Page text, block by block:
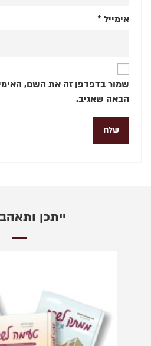
אימייל *
שמור בדפדפן זה את השם,
הבאה שאגיב.
ייתכן